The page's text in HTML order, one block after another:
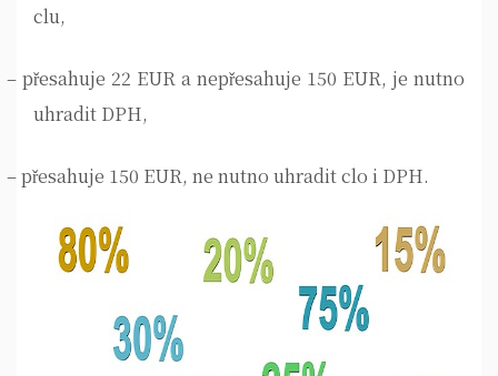
clu,
– přesahuje 22 EUR a nepřesahuje 150 EUR, je nutno
uhradit DPH,
–přesahuje 150 EUR, ne nutno uhradit clo i DPH.